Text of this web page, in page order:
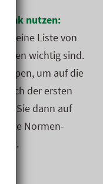
nutzen:
eine Liste von
wichtig sind.
um auf die
der ersten
Sie dann auf
Normen­